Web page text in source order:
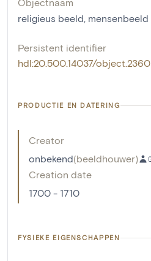
religieus beeld, mensenbeeld
Persistent identifier
hdl:20.500.14037/object.2360
PRODUCTIE EN DATERING
Creator
onbekend(beeldhouwer)
Creation date
1700 - 1710
FYSIEKE EIGENSCHAPPEN